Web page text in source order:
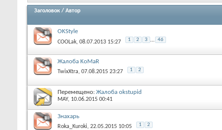
Заголовок / Автор
OKStyle
COOLak, 08.07.2013 15:27 1 2 3 ... 46
Жалоба KoMaR
TwixXtra, 07.08.2015 23:27 1 2
Перемещено: Жалоба okstupid
MAY, 10.06.2015 00:41
Знахарь
Roka_Kuroki, 22.05.2015 10:05 1 2